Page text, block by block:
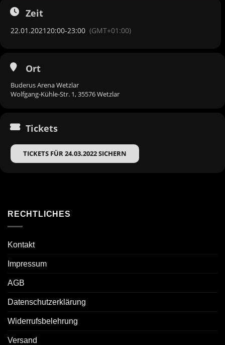
Zeit
22.01.202120:00-23:00 (GMT+01:00)
Ort
Buderus Arena Wetzlar
Wolfgang-Kühle-Str. 1, 35576 Wetzlar
Tickets
TICKETS FÜR 24.03.2022 SICHERN
RECHTLICHES
Kontakt
Impressum
AGB
Datenschutzerklärung
Widerrufsbelehrung
Versand